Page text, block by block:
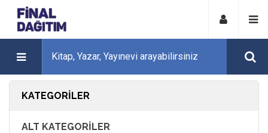
KATEGORILER
ALT KATEGORILER